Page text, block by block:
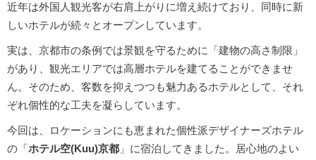
近年は外国人観光客が右肩上がりに増え続けており、同時に新
しいホテルが続々とオープンしています。
実は、京都市の条例では景観を守るために「建物の高さ制限」
があり、観光エリアでは高層ホテルを建てることができませ
ん。そのため、客数を抑えつつも魅力あるホテルとして、それ
ぞれ個性的な工夫を凝らしています。
今回は、ロケーションにも恵まれた個性派デザイナーズホテル
の「ホテル空(Kuu)京都 」に宿泊してきました。居心地のよい